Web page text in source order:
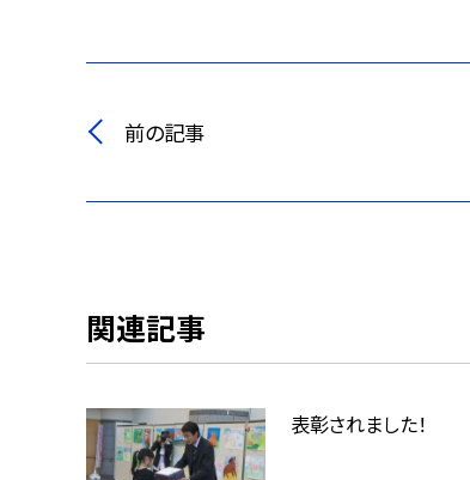
前の記事
関連記事
表彰されました！